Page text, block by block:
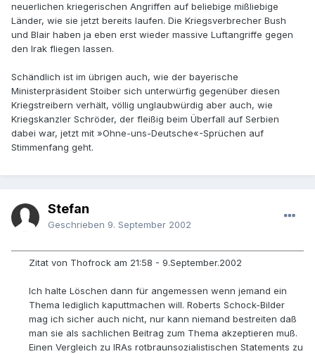
neuerlichen kriegerischen Angriffen auf beliebige mißliebige
Länder, wie sie jetzt bereits laufen. Die Kriegsverbrecher Bush
und Blair haben ja eben erst wieder massive Luftangriffe gegen
den Irak fliegen lassen.
Schändlich ist im übrigen auch, wie der bayerische
Ministerpräsident Stoiber sich unterwürfig gegenüber diesen
Kriegstreibern verhält, völlig unglaubwürdig aber auch, wie
Kriegskanzler Schröder, der fleißig beim Überfall auf Serbien
dabei war, jetzt mit »Ohne-uns-Deutsche«-Sprüchen auf
Stimmenfang geht.
Stefan
Geschrieben 9. September 2002
Zitat von Thofrock am 21:58 - 9.September.2002
Ich halte Löschen dann für angemessen wenn jemand ein
Thema lediglich kaputtmachen will. Roberts Schock-Bilder
mag ich sicher auch nicht, nur kann niemand bestreiten daß
man sie als sachlichen Beitrag zum Thema akzeptieren muß.
Einen Vergleich zu IRAs rotbraunsozialistischen Statements zu